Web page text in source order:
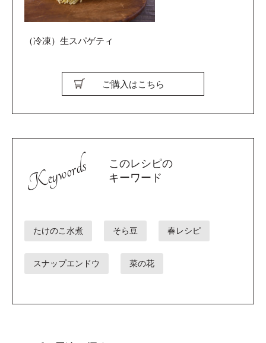
（冷凍）生スパゲティ
ご購入はこちら
Keywords
このレシピの
キーワード
たけのこ水煮 そら豆 春レシピ
スナップエンドウ 菜の花